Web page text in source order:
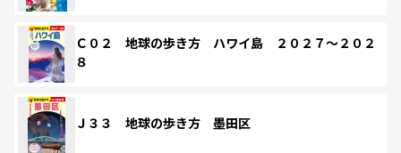
Ｃ０２ 地球の歩き方 ハワイ島 ２０２７～２０２
８
Ｊ３３ 地球の歩き方 墨田区